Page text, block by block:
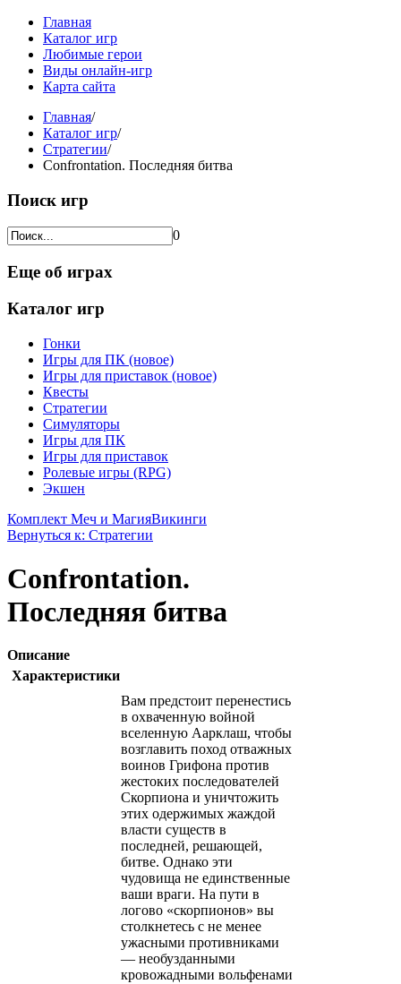
Главная
Каталог игр
Любимые герои
Виды онлайн-игр
Карта сайта
Главная/
Каталог игр/
Стратегии/
Confrontation. Последняя битва
Поиск игр
0
Еще об играх
Каталог игр
Гонки
Игры для ПК (новое)
Игры для приставок (новое)
Квесты
Стратегии
Симуляторы
Игры для ПК
Игры для приставок
Ролевые игры (RPG)
Экшен
Комплект Меч и МагияВикинги
Вернуться к: Стратегии
Confrontation.
Последняя битва
Описание
Характеристики
Вам предстоит перенестись
в охваченную войной
вселенную Аарклаш, чтобы
возглавить поход отважных
воинов Грифона против
жестоких последователей
Скорпиона и уничтожить
этих одержимых жаждой
власти существ в
последней, решающей,
битве. Однако эти
чудовища не единственные
ваши враги. На пути в
логово «скорпионов» вы
столкнетесь с не менее
ужасными противниками
— необузданными
кровожадными вольфенами